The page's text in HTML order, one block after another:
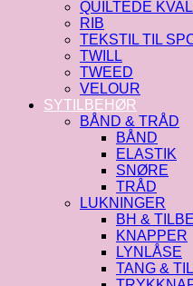
QUILTEDE
RIB
TEKSTIL TIL
TWILL
TWEED
VELOUR
SYTILBEHØR
BÅND & TRÅD
BÅND
ELASTIK
SNØRE
TRÅD
LUKNINGER
BH &
KNAPPER
LYNLÅSE
TANG &